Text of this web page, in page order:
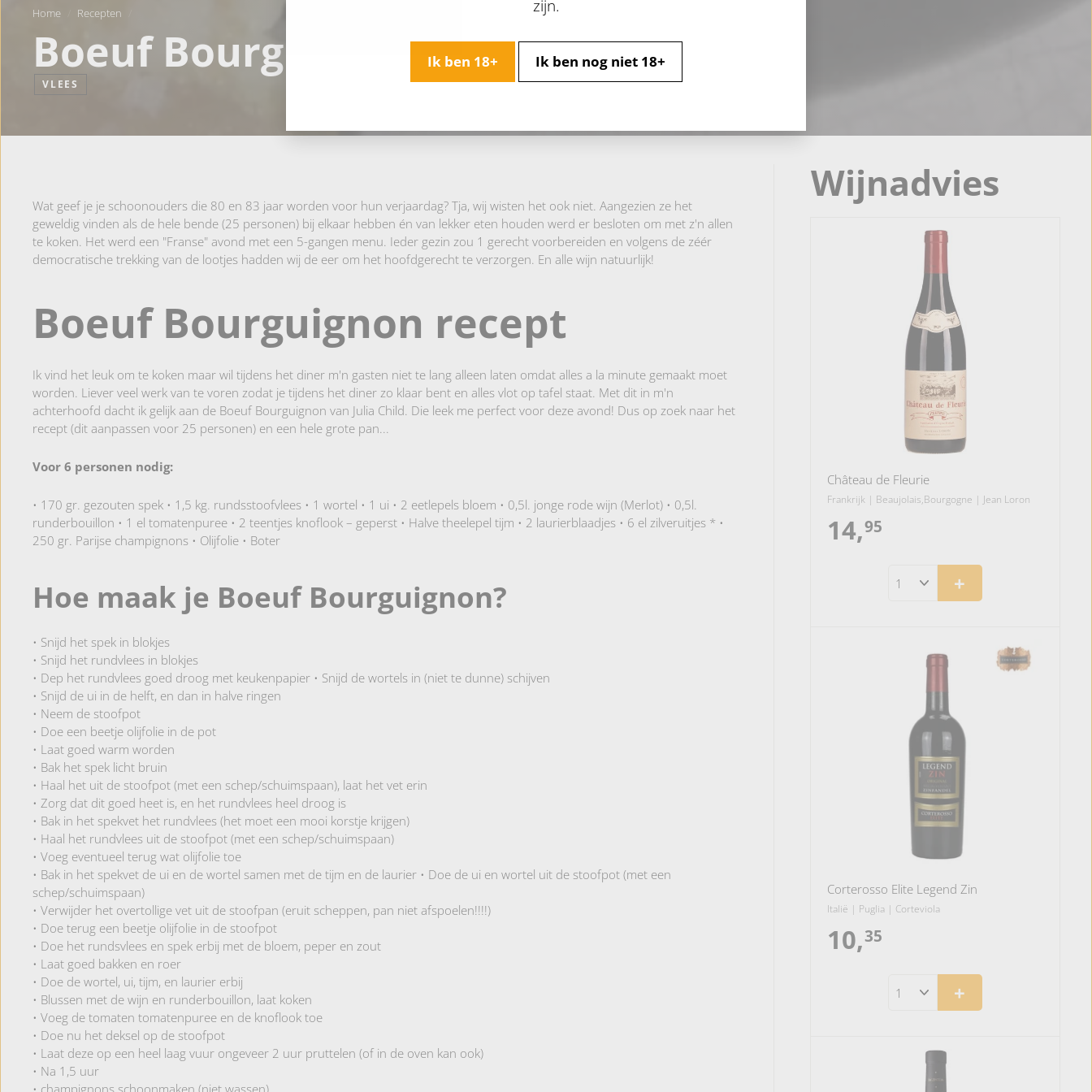
zijn.
Ik ben 18+ Ik ben nog niet 18+
Home Recepten
Boeuf Bourguignon
VLEES
Wat geef je je schoonouders die 80 en 83 jaar worden voor hun verjaardag? Tja, wij wisten het ook niet. Aangezien ze het
geweldig vinden als de hele bende (25 personen) bij elkaar hebben én van lekker eten houden werd er besloten om met z'n allen
te koken. Het werd een "Franse" avond met een 5-gangen menu. Ieder gezin zou 1 gerecht voorbereiden en volgens de zéér
democratische trekking van de lootjes hadden wij de eer om het hoofdgerecht te verzorgen. En alle wijn natuurlijk!
Boeuf Bourguignon recept
Ik vind het leuk om te koken maar wil tijdens het diner m'n gasten niet te lang alleen laten omdat alles a la minute gemaakt moet
worden. Liever veel werk van te voren zodat je tijdens het diner zo klaar bent en alles vlot op tafel staat. Met dit in m'n
achterhoofd dacht ik gelijk aan de Boeuf Bourguignon van Julia Child. Die leek me perfect voor deze avond! Dus op zoek naar het
recept (dit aanpassen voor 25 personen) en een hele grote pan...
Voor 6 personen nodig:
• 170 gr. gezouten spek • 1,5 kg. rundsstoofvlees • 1 wortel • 1 ui • 2 eetlepels bloem • 0,5l. jonge rode wijn (Merlot) • 0,5l.
runderbouillon • 1 el tomatenpuree • 2 teentjes knoflook – geperst • Halve theelepel tijm • 2 laurierblaadjes • 6 el zilveruitjes * •
250 gr. Parijse champignons • Olijfolie • Boter
Hoe maak je Boeuf Bourguignon?
• Snijd het spek in blokjes
• Snijd het rundvlees in blokjes
• Dep het rundvlees goed droog met keukenpapier • Snijd de wortels in (niet te dunne) schijven
• Snijd de ui in de helft, en dan in halve ringen
• Neem de stoofpot
• Doe een beetje olijfolie in de pot
• Laat goed warm worden
• Bak het spek licht bruin
• Haal het uit de stoofpot (met een schep/schuimspaan), laat het vet erin
• Zorg dat dit goed heet is, en het rundvlees heel droog is
• Bak in het spekvet het rundvlees (het moet een mooi korstje krijgen)
• Haal het rundvlees uit de stoofpot (met een schep/schuimspaan)
• Voeg eventueel terug wat olijfolie toe
• Bak in het spekvet de ui en de wortel samen met de tijm en de laurier • Doe de ui en wortel uit de stoofpot (met een
schep/schuimspaan)
• Verwijder het overtollige vet uit de stoofpan (eruit scheppen, pan niet afspoelen!!!!)
• Doe terug een beetje olijfolie in de stoofpot
• Doe het rundsvlees en spek erbij met de bloem, peper en zout
• Laat goed bakken en roer
• Doe de wortel, ui, tijm, en laurier erbij
• Blussen met de wijn en runderbouillon, laat koken
• Voeg de tomaten tomatenpuree en de knoflook toe
• Doe nu het deksel op de stoofpot
• Laat deze op een heel laag vuur ongeveer 2 uur pruttelen (of in de oven kan ook)
• Na 1,5 uur
• champignons schoonmaken (niet wassen)
Wijnadvies
Château de Fleurie
Frankrijk | Beaujolais,Bourgogne | Jean Loron
14,95
+
Corterosso Elite Legend Zin
Italië | Puglia | Corteviola
10,35
+